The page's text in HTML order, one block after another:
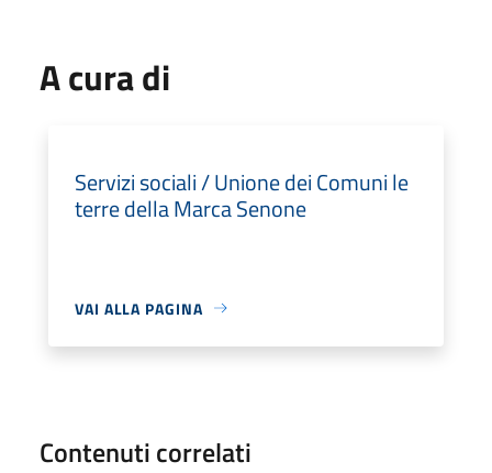
A cura di
Servizi sociali / Unione dei Comuni le
terre della Marca Senone
VAI ALLA PAGINA
Contenuti correlati